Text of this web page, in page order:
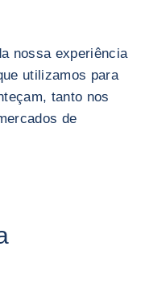
nossa experiência
utilizamos para
tanto nos
de